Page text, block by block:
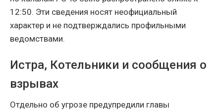
12:50. Эти сведения носят неофициальный
характер и не подтверждались профильными
ведомствами.
Истра, Котельники и сообщения о
взрывах
Отдельно об угрозе предупредили главы